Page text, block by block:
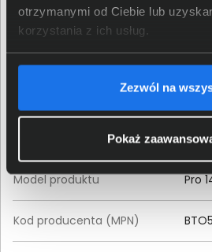
otrzymanymi od Ciebie lub
korzystania z ich usług.
Zezwól na
Pokaż
Produkt
Producent Dell
Pro
Pro
Model produktu Pro
Kod producenta (MPN)